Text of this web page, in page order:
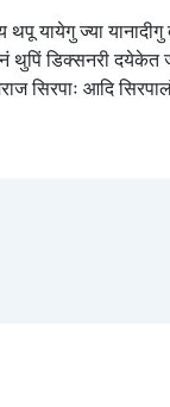
यायेगु ज्या
डिक्सनरी दयेकेत
सिरपाः आदि